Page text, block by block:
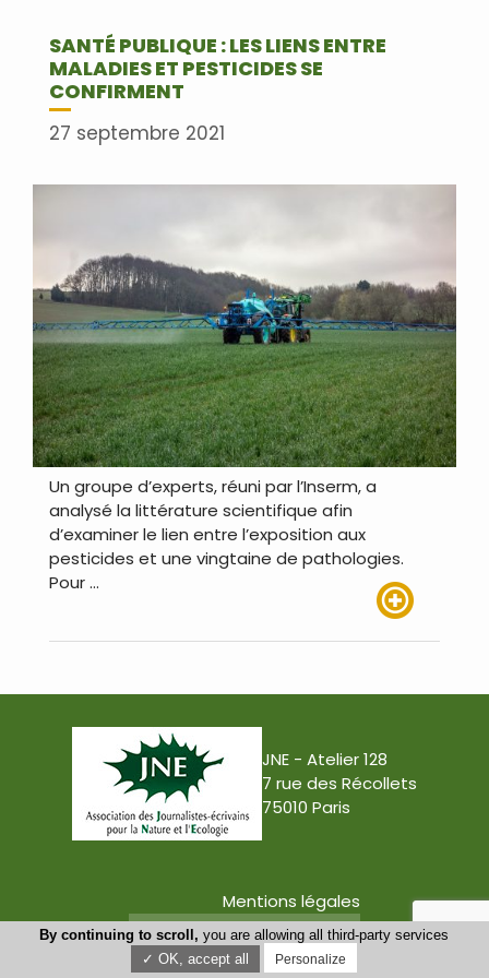
SANTÉ PUBLIQUE : LES LIENS ENTRE
MALADIES ET PESTICIDES SE
CONFIRMENT
27 septembre 2021
Un groupe d’experts, réuni par l’Inserm, a
analysé la littérature scientifique afin
d’examiner le lien entre l’exposition aux
pesticides et une vingtaine de pathologies.
Pour …
JNE - Atelier 128
7 rue des Récollets
75010 Paris
Mentions légales
Conception : Tabula Rasa
By continuing to scroll, you are allowing all third-party services
✓ OK, accept all
Personalize